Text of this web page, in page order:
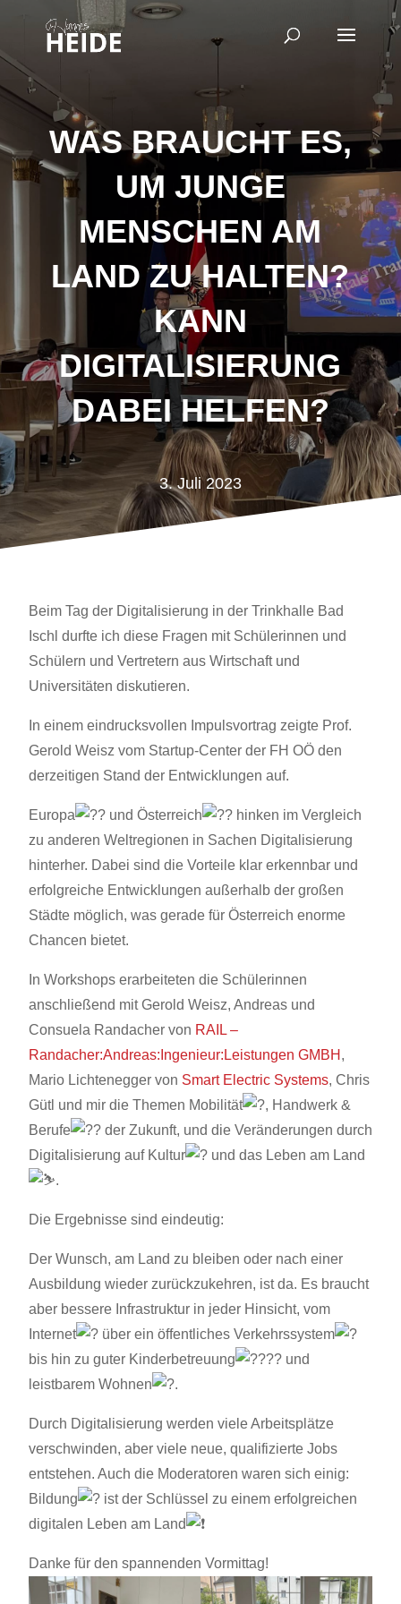
WAS BRAUCHT ES,
UM JUNGE
MENSCHEN AM
LAND ZU HALTEN?
KANN
DIGITALISIERUNG
DABEI HELFEN?
3. Juli 2023
Beim Tag der Digitalisierung in der Trinkhalle Bad
Ischl durfte ich diese Fragen mit Schülerinnen und
Schülern und Vertretern aus Wirtschaft und
Universitäten diskutieren.
In einem eindrucksvollen Impulsvortrag zeigte Prof.
Gerold Weisz vom Startup-Center der FH OÖ den
derzeitigen Stand der Entwicklungen auf.
Europa und Österreich
hinken im Vergleich
zu anderen Weltregionen in Sachen Digitalisierung
hinterher. Dabei sind die Vorteile klar erkennbar und
erfolgreiche Entwicklungen außerhalb der großen
Städte möglich, was gerade für Österreich enorme
Chancen bietet.
In Workshops erarbeiteten die Schülerinnen
anschließend mit Gerold Weisz, Andreas und
Consuela Randacher von RAIL –
Randacher:Andreas:Ingenieur:Leistungen GMBH ,
Mario Lichtenegger von Smart Electric Systems, Chris
Gütl und mir die Themen Mobilität
, Handwerk &
Berufe
der Zukunft, und die Veränderungen durch
Digitalisierung auf Kultur
und das Leben am Land
.
Die Ergebnisse sind eindeutig:
Der Wunsch, am Land zu bleiben oder nach einer
Ausbildung wieder zurückzukehren, ist da. Es braucht
aber bessere Infrastruktur in jeder Hinsicht, vom
Internet
über ein öffentliches Verkehrssystem
bis hin zu guter Kinderbetreuung
und
leistbarem Wohnen
.
Durch Digitalisierung werden viele Arbeitsplätze
verschwinden, aber viele neue, qualifizierte Jobs
entstehen. Auch die Moderatoren waren sich einig:
Bildung
ist der Schlüssel zu einem erfolgreichen
digitalen Leben am Land
Danke für den spannenden Vormittag!